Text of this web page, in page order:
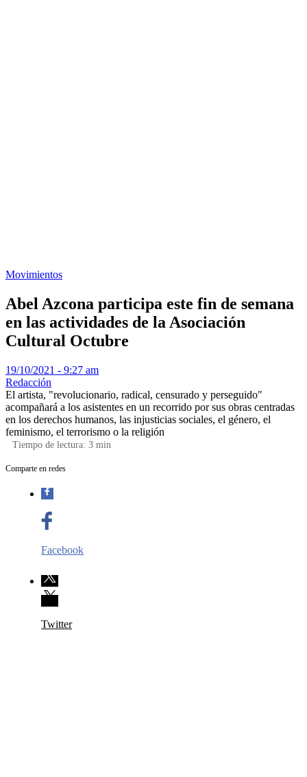
Movimientos
Abel Azcona participa este fin de semana
en las actividades de la Asociación
Cultural Octubre
19/10/2021 - 9:27 am
Redacción
El artista, "revolucionario, radical, censurado y perseguido"
acompañará a los asistentes en un recorrido por sus obras centradas
en los derechos humanos, las injusticias sociales, el género, el
feminismo, el terrorismo o la religión
Tiempo de lectura: 3 min
Comparte en redes
Facebook
Twitter